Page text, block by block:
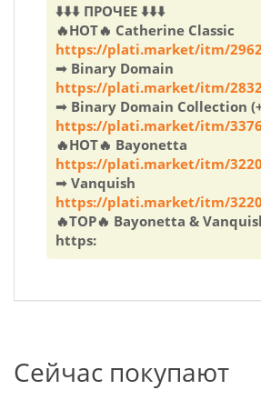
⬇️⬇️⬇️ ПРОЧЕЕ ⬇️⬇️⬇️
🔥HOT🔥 Catherine Classic
https://plati.market/itm/
➟ Binary Domain
https://plati.market/itm/
➟ Binary Domain Collection
https://plati.market/itm/
🔥HOT🔥 Bayonetta
https://plati.market/itm/
➟ Vanquish
https://plati.market/itm/
🔥TOP🔥 Bayonetta &
https:
Сейчас покупают